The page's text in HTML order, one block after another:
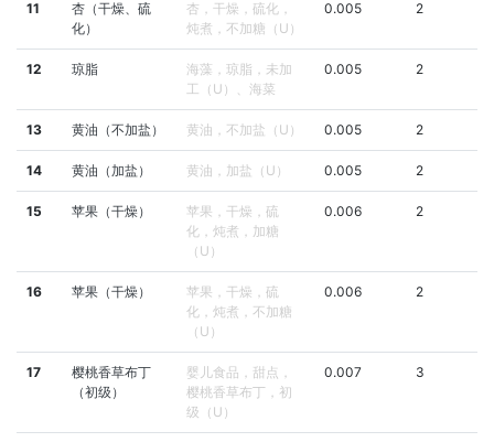
11
杏（干燥、硫
化）
杏，干燥，硫化，
炖煮，不加糖（U）
0.005 2
12 琼脂
海藻，琼脂，未加
工（U）、海菜
0.005 2
13 黄油（不加盐） 黄油，不加盐（U） 0.005 2
14 黄油（加盐） 黄油，加盐（U） 0.005 2
15 苹果（干燥）
苹果，干燥，硫
化，炖煮，加糖
（U）
0.006 2
16 苹果（干燥）
苹果，干燥，硫
化，炖煮，不加糖
（U）
0.006 2
17
樱桃香草布丁
（初级）
婴儿食品，甜点，
樱桃香草布丁，初
级（U）
0.007 3